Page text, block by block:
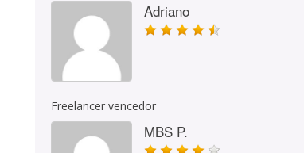
Adriano
Freelancer vencedor
MBS P.